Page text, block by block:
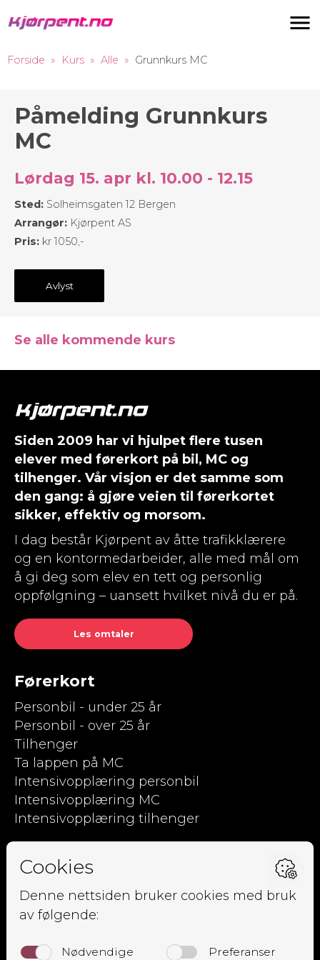
Forside Kurs Alle Grunnkurs MC
Påmelding Grunnkurs
MC
Lørdag 15. apr kl. 10.00 - 12.15
Sted: Solheimsgaten 12 Bergen
Arrangør: Kjørpent AS
Pris: kr 1050,-
Avlyst
Se alle kommende kurs
Siden 2009 har vi hjulpet flere tusen
elever med førerkort på bil, MC og
tilhenger. Vår visjon er det samme som
den gang: å gjøre veien til førerkortet
sikker, effektiv og morsom.
I dag består Kjørpent av åtte trafikklærere
og en kontormedarbeider, alle med mål om
å gi deg som elev en tett og personlig
oppfølgning – uansett hvilket nivå du er på.
Les omtaler
Førerkort
Personbil - under 25 år
Personbil - over 25 år
Tilhenger
Ta lappen på MC
Intensivopplæring personbil
Intensivopplæring MC
Intensivopplæring tilhenger
Om oss
Ansatte
Elevside
Kursoversikt